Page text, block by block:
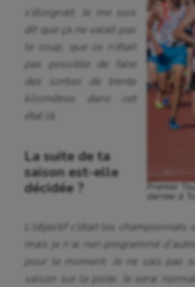
Premier
dernier à
s’éloignait. Je me suis
dit que ça ne valait pas
le coup, que ce n’était
pas possible de faire
des sorties de trente
kilomètres dans cet
état là.
La suite de ta
saison est-elle
décidée ?
L’objectif c’était les
mais je n’ai rien programmé
pour le moment. Je ne sais pas
saison sur la piste. Je serai